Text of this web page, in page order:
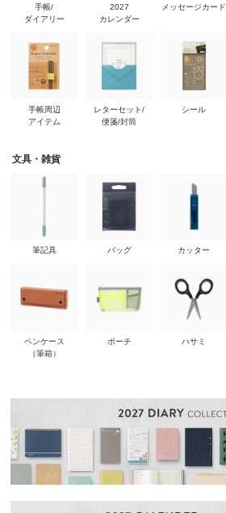
手帳/
ダイアリー
手帳周辺
アイテム
2027
カレンダー
レターセット/
便箋/封筒
メッセージカード
シール
文具・雑貨
筆記具
ペンケース
（筆箱）
バッグ
ポーチ
カッター
ハサミ